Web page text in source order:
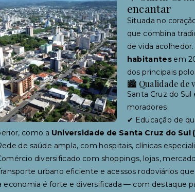
encantar
Situada no
que combina
de vida
habitantesem
dos principais
🏙 Qualidade de
Santa Cruz do
moradores:
✔ Educação de
como a Universidade de Santa Cruz do Sul
de saúde ampla, com hospitais, clínicas
diversificado com shoppings, lojas,
urbano eficiente e acessos rodoviários
economia é forte e diversificada — com destaque